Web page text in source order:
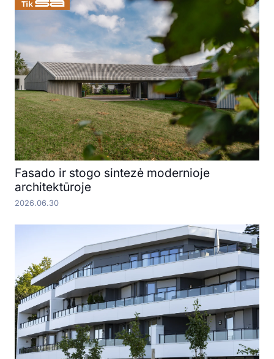
Fasado ir stogo sintezė modernioje
architektūroje
2026.06.30